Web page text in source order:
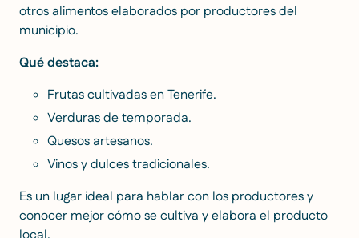
otros alimentos elaborados por productores del
municipio.
Qué destaca:
Frutas cultivadas en Tenerife.
Verduras de temporada.
Quesos artesanos.
Vinos y dulces tradicionales.
Es un lugar ideal para hablar con los productores y
conocer mejor cómo se cultiva y elabora el producto